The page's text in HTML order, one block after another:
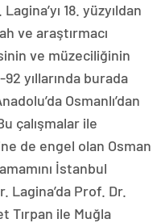
18. yüzyıldan
ve araştırmacı
ve müzeciliğinin
92 yıllarında burada
Osmanlı’dan
çalışmalar ile
de engel olan Osman
İstanbul
Prof. Dr.
Tırpan ile Muğla